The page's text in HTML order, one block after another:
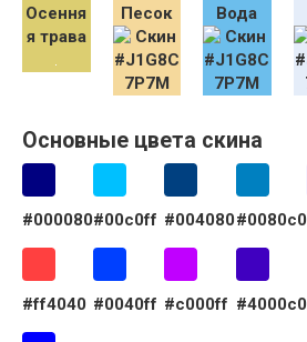
Осення
я трава
Песок Вода
Основные цвета скина
#000080#00c0ff #004080#0080c0
#ff4040 #0040ff #c000ff #4000c0